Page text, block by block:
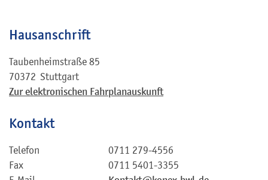
Hausanschrift
Taubenheimstraße 85
70372 Stuttgart
Zur elektronischen Fahrplanauskunft
Kontakt
Telefon
0711 279-4556
Fax
0711 5401-3355